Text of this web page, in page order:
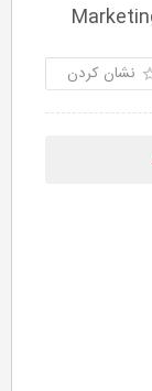
نشان کردن